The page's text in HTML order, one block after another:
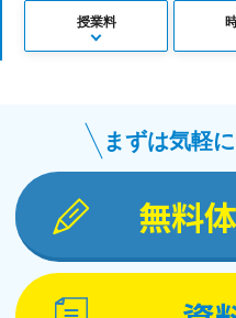
授業料
まずは気軽
無料